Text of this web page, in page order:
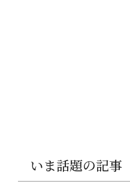
いま話題の記事